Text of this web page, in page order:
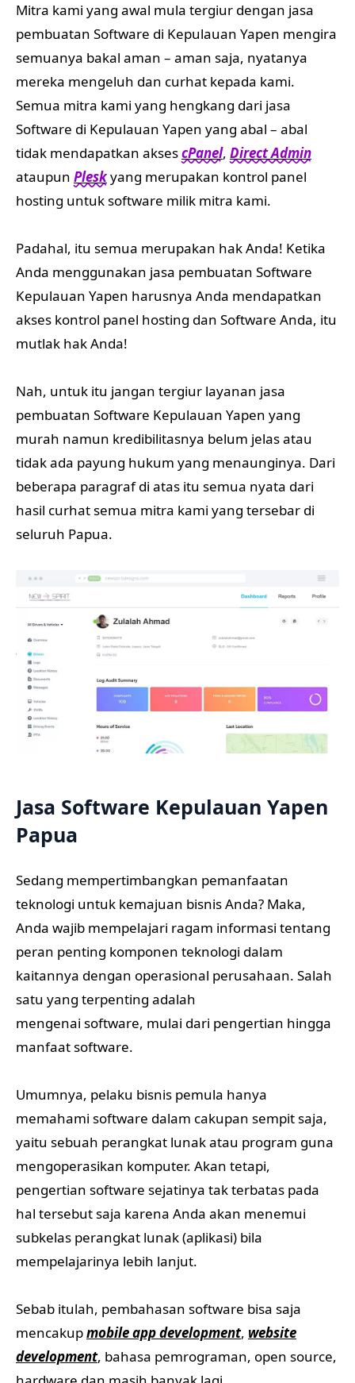
Mitra kami yang awal mula tergiur dengan jasa
pembuatan Software di Kepulauan Yapen mengira
semuanya bakal aman – aman saja, nyatanya
mereka mengeluh dan curhat kepada kami.
Semua mitra kami yang hengkang dari jasa
Software di Kepulauan Yapen yang abal – abal
tidak mendapatkan aksescPanel, Direct Admin
ataupun Pleskyang merupakan kontrol panel
hosting untuk software milik mitra kami.
Padahal, itu semua merupakan hak Anda! Ketika
Anda menggunakan jasa pembuatan Software
Kepulauan Yapen harusnya Anda mendapatkan
akses kontrol panel hosting dan Software Anda, itu
mutlak hak Anda!
Nah, untuk itu jangan tergiur layanan jasa
pembuatan Software Kepulauan Yapen yang
murah namun kredibilitasnya belum jelas atau
tidak ada payung hukum yang menaunginya. Dari
beberapa paragraf di atas itu semua nyata dari
hasil curhat semua mitra kami yang tersebar di
seluruh Papua.
Jasa Software Kepulauan Yapen
Papua
Sedang mempertimbangkan pemanfaatan
teknologi untuk kemajuan bisnis Anda? Maka,
Anda wajib mempelajari ragam informasi tentang
peran penting komponen teknologi dalam
kaitannya dengan operasional perusahaan. Salah
satu yang terpenting adalah
mengenai software, mulai dari pengertian hingga
manfaat software.
Umumnya, pelaku bisnis pemula hanya
memahami software dalam cakupan sempit saja,
yaitu sebuah perangkat lunak atau program guna
mengoperasikan komputer. Akan tetapi,
pengertian software sejatinya tak terbatas pada
hal tersebut saja karena Anda akan menemui
subkelas perangkat lunak (aplikasi) bila
mempelajarinya lebih lanjut.
Sebab itulah, pembahasan software bisa saja
mencakupmobile app development, website
development, bahasa pemrograman, open source,